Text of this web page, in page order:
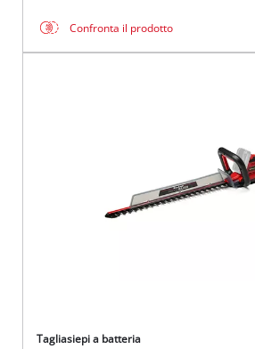
Confronta il prodotto
Tagliasiepi a batteria